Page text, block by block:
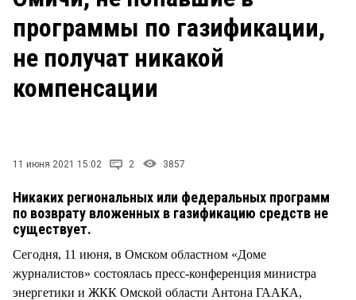
ЗАКОН
НОВОСТИ КОМПАНИЙ Блоги
Архив
программы по газификации,
не получат никакой
компенсации
11 июня 2021 15:02 2 3857
Никаких региональных или федеральных программ
по возврату вложенных в газификацию средств не
существует.
Сегодня, 11 июня, в Омском областном «Доме
журналистов» состоялась пресс-конференция министра
энергетики и ЖКК Омской области Антона ГААКА,